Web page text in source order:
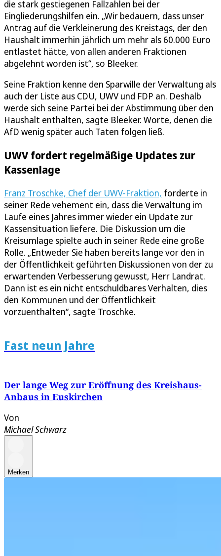
die stark gestiegenen Fallzahlen bei der
Eingliederungshilfen ein. „Wir bedauern, dass unser
Antrag auf die Verkleinerung des Kreistags, der den
Haushalt immerhin jährlich um mehr als 60.000 Euro
entlastet hätte, von allen anderen Fraktionen
abgelehnt worden ist“, so Bleeker.
Seine Fraktion kenne den Sparwille der Verwaltung als
auch der Liste aus CDU, UWV und FDP an. Deshalb
werde sich seine Partei bei der Abstimmung über den
Haushalt enthalten, sagte Bleeker. Worte, denen die
AfD wenig später auch Taten folgen ließ.
UWV fordert regelmäßige Updates zur
Kassenlage
Franz Troschke, Chef der UWV-Fraktion, forderte in
seiner Rede vehement ein, dass die Verwaltung im
Laufe eines Jahres immer wieder ein Update zur
Kassensituation liefere. Die Diskussion um die
Kreisumlage spielte auch in seiner Rede eine große
Rolle. „Entweder Sie haben bereits lange vor den in
der Öffentlichkeit geführten Diskussionen von der zu
erwartenden Verbesserung gewusst, Herr Landrat.
Dann ist es ein nicht entschuldbares Verhalten, dies
den Kommunen und der Öffentlichkeit
vorzuenthalten“, sagte Troschke.
Fast neun Jahre
Der lange Weg zur Eröffnung des Kreishaus-
Anbaus in Euskirchen
Von
Michael Schwarz
Merken